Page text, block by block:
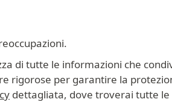
di tutte le informazioni che
rigorose per garantire la
dettagliata, dove troverai tutte